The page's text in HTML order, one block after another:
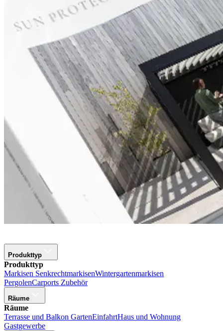
Produkttyp
Produkttyp
Markisen SenkrechtmarkisenWintergartenmarkisen
PergolenCarports Zubehör
Räume
Räume
Terrasse und Balkon GartenEinfahrtHaus und Wohnung
Gastgewerbe